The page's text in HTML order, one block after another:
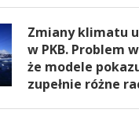
Zmiany klimatu
w PKB. Problem
że modele
zupełnie różne